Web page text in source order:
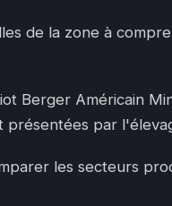
de la zone à
Berger Américain
présentées par
les secteurs